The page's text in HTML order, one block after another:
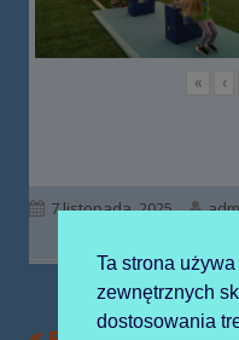
« ‹
Opublikowano
7 listopada, 2025
Ta strona
zewnętrznych
dostosowania